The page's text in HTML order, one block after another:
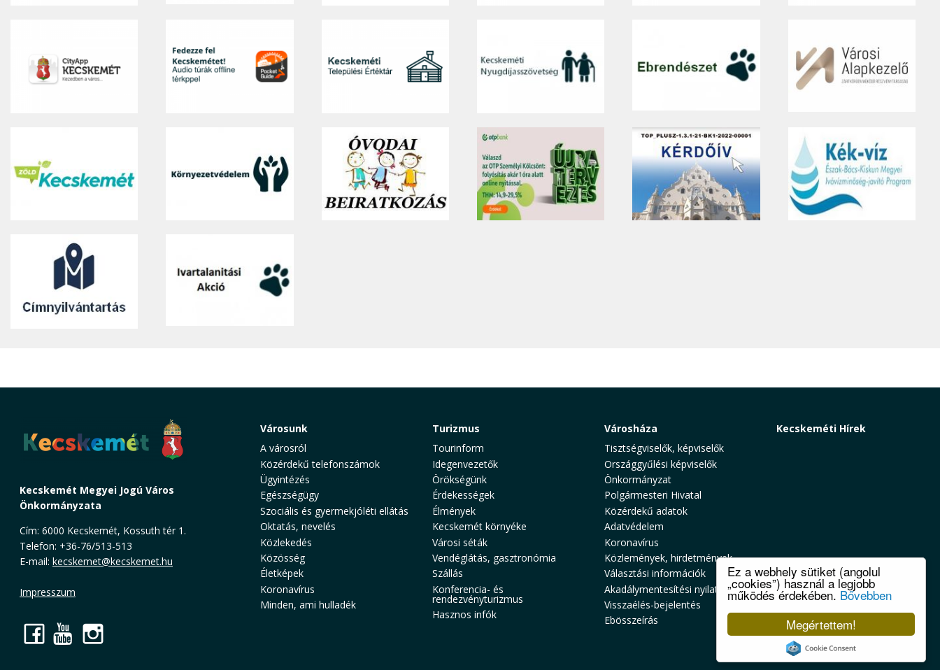
Megértettem!
Ez a webhely sütiket (angolul
„cookies”) használ a legjobb
működés érdekében. Bővebben
Cookie Consent plugin for the EU cookie law
Kecskemét Megyei Jogú Város
Önkormányzata
Cím: 6000 Kecskemét, Kossuth tér 1.
Telefon: +36-76/513-513
E-mail: kecskemet@kecskemet.hu
Impresszum
Facebook
YouTube
Városunk
A városról
Közérdekű telefonszámok
Ügyintézés
Egészségügy
Szociális és gyermekjóléti ellátás
Oktatás, nevelés
Közlekedés
Közösség
Életképek
Koronavírus
Minden, ami hulladék
Turizmus
Tourinform
Idegenvezetők
Örökségünk
Érdekességek
Élmények
Kecskemét környéke
Városi séták
Vendéglátás, gasztronómia
Szállás
Konferencia- és
rendezvényturizmus
Hasznos infók
Városháza
Tisztségviselők, képviselők
Országgyűlési képviselők
Önkormányzat
Polgármesteri Hivatal
Közérdekű adatok
Adatvédelem
Koronavírus
Közlemények, hirdetmények
Választási információk
Akadálymentesítési nyilatkozat
Visszaélés-bejelentés
Ebösszeírás
Kecskeméti Hírek